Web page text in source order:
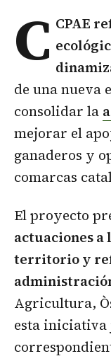
C CPAE
de una nueva
consolidar la
mejorar el
ganaderos y
comarcas
El proyecto
actuaciones a
territorio y
Agricultura,
esta iniciativa